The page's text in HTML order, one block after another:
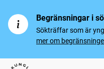
Begränsningar i
Sökträffar som är
mer om